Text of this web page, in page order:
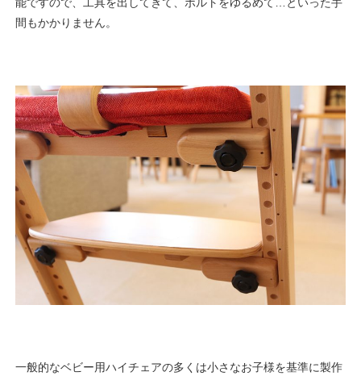
間もかかりません。
一般的なベビー用ハイチェアの多くは小さなお子様を基準に製作